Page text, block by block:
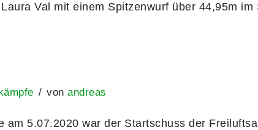
Val mit einem Spitzenwurf über 44,95m
von andreas
am 5.07.2020 war der Startschuss der